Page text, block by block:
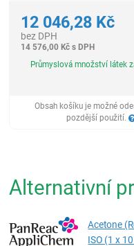
12 046,28 Kč
bez DPH
14 576,00 Kč s DPH
Průmyslová množství látek
Obsah košíku je možné
pozdější použití.
Alternativní
Acetone
ISO (1 x